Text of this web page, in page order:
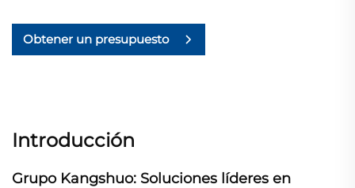
Obtener un presupuesto
Introducción
Grupo Kangshuo: Soluciones líderes en